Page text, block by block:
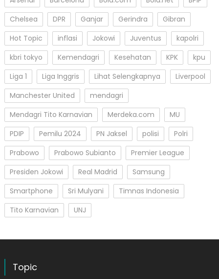
Chelsea
DPR Ganjar Gerindra
Gibran
Hot Topic
inflasi Jokowi Juventus
kapolri
kbri tokyo
Kemendagri Kesehatan KPK
kpu
Liga 1
Liga Inggris Lihat Selengkapnya
Liverpool
Manchester United
mendagri
Mendagri Tito Karnavian
Merdeka.com
MU
PDIP
Pemilu 2024 PN Jaksel polisi
Polri
Prabowo
Prabowo Subianto
Premier League
Presiden Jokowi
Real Madrid
Samsung
Smartphone
Sri Mulyani
Timnas Indonesia
Tito Karnavian
UNJ
Topic